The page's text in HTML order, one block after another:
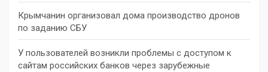
Крымчанин организовал дома производство дронов
по заданию СБУ
У пользователей возникли проблемы с доступом к
сайтам российских банков через зарубежные